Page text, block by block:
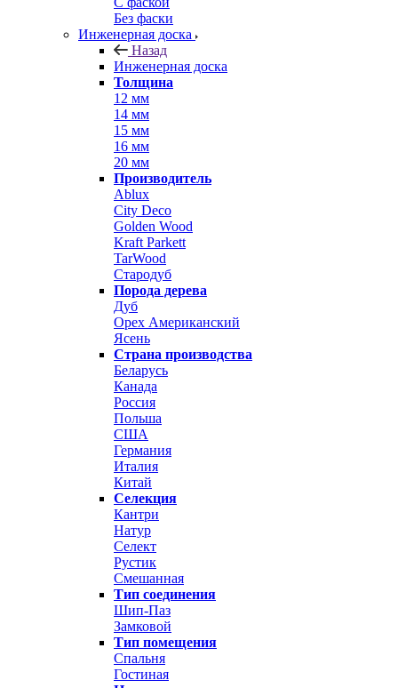
Без фаски
Инженерная доска
Назад
Инженерная доска
Толщина
12 мм
14 мм
15 мм
16 мм
20 мм
Производитель
Ablux
City Deco
Golden Wood
Kraft Parkett
TarWood
Стародуб
Порода дерева
Дуб
Орех Американский
Ясень
Страна производства
Беларусь
Канада
Россия
Польша
США
Германия
Италия
Китай
Селекция
Кантри
Натур
Селект
Рустик
Смешанная
Тип соединения
Шип-Паз
Замковой
Тип помещения
Спальня
Гостиная